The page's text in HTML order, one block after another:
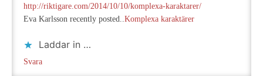
http://riktigare.com/2014/10/10/komplexa-karaktarer/
Eva Karlsson recently posted..Komplexa karaktärer
Laddar in …
Svara